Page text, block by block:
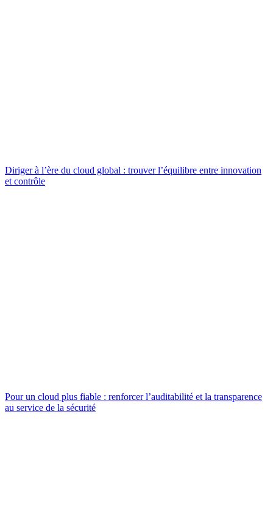
Diriger à l’ère du cloud global : trouver l’équilibre entre innovation
et contrôle
Pour un cloud plus fiable : renforcer l’auditabilité et la transparence
au service de la sécurité